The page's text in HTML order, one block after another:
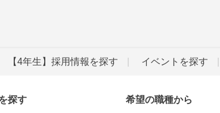
【4年生】採用情報を探す イベントを探す
探す
希望の職種から